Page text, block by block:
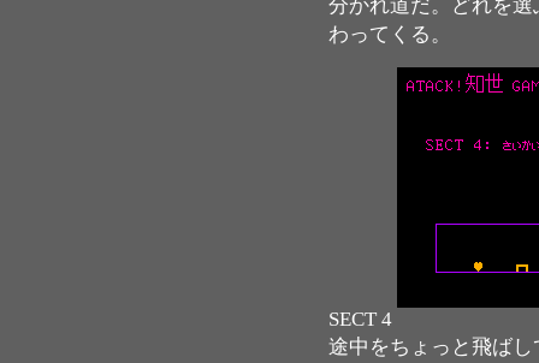
分かれ道だ。どれを
わってくる。
SECT 4
途中をちょっと飛ば